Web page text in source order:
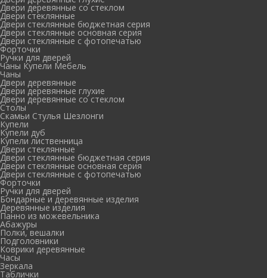
Двери деревянные со стеклом
Двери стеклянные
Двери стеклянные бюджетная серия
Двери стеклянные основная серия
Двери стеклянные с фотопечатью
Форточки
Ручки для дверей
Чаны Купели Мебель
Чаны
Двери деревянные
Двери деревянные глухие
Двери деревянные со стеклом
Столы
Скамьи Стулья Шезлонги
Купели
Купели дуб
Купели лиственница
Двери стеклянные
Двери стеклянные бюджетная серия
Двери стеклянные основная серия
Двери стеклянные с фотопечатью
Форточки
Ручки для дверей
Бондарные и деревянные изделия
Деревянные изделия
Панно из можевельника
Абажуры
Полки, вешалки
Подголовники
Коврики деревянные
Часы
Зеркала
Таблички